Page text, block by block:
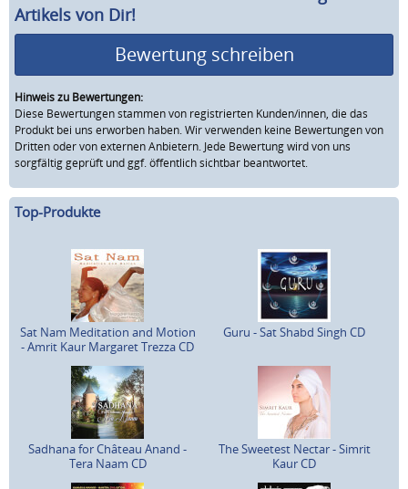
Artikels von Dir!
Bewertung schreiben
Hinweis zu Bewertungen:
Diese Bewertungen stammen von registrierten Kunden/innen, die das
Produkt bei uns erworben haben. Wir verwenden keine Bewertungen von
Dritten oder von externen Anbietern. Jede Bewertung wird von uns
sorgfältig geprüft und ggf. öffentlich sichtbar beantwortet.
Top-Produkte
Sat Nam Meditation and Motion
- Amrit Kaur Margaret Trezza CD
Guru - Sat Shabd Singh CD
Sadhana for Château Anand -
Tera Naam CD
The Sweetest Nectar - Simrit
Kaur CD